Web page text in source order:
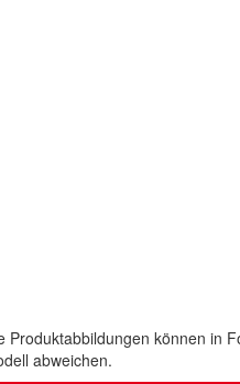
Produktabbildungen können in
abweichen.